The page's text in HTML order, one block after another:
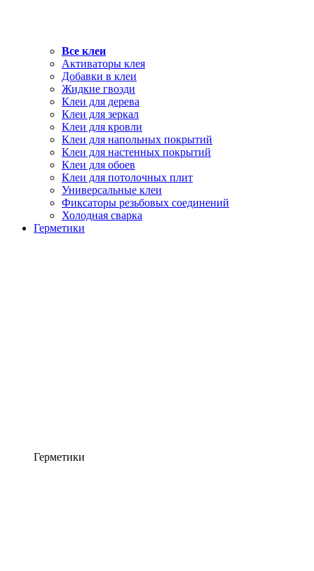
Все клеи
Активаторы клея
Добавки в клеи
Жидкие гвозди
Клеи для дерева
Клеи для зеркал
Клеи для кровли
Клеи для напольных покрытий
Клеи для настенных покрытий
Клеи для обоев
Клеи для потолочных плит
Универсальные клеи
Фиксаторы резьбовых соединений
Холодная сварка
Герметики
Герметики